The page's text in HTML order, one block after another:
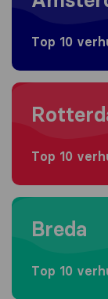
Top 10
Moving to
Top 10
Moving to Breda
Breda
Top 10